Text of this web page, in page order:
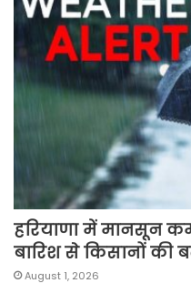
हरियाणा में मानसून
बारिश से किसानों की
August 1, 2026